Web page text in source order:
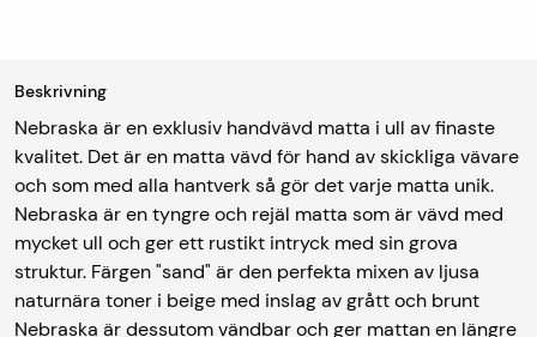
Beskrivning
Nebraska är en exklusiv handvävd matta i ull av finaste
kvalitet. Det är en matta vävd för hand av skickliga vävare
och som med alla hantverk så gör det varje matta unik.
Nebraska är en tyngre och rejäl matta som är vävd med
mycket ull och ger ett rustikt intryck med sin grova
struktur. Färgen "sand" är den perfekta mixen av ljusa
naturnära toner i beige med inslag av grått och brunt
Nebraska är dessutom vändbar och ger mattan en längre